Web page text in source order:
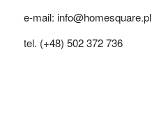
e-mail: info@homesquare.pl
tel. (+48) 502 372 736